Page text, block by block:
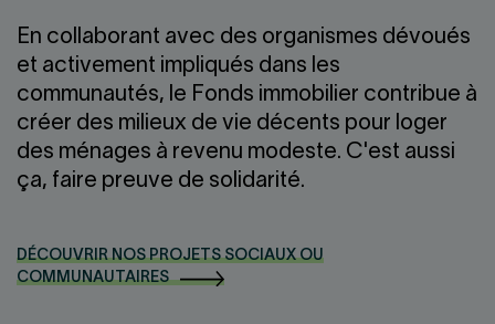
En collaborant avec des organismes dévoués
et activement impliqués dans les
communautés, le Fonds immobilier contribue à
créer des milieux de vie décents pour loger
des ménages à revenu modeste. C'est aussi
ça, faire preuve de solidarité.
DÉCOUVRIR NOS PROJETS SOCIAUX OU
COMMUNAUTAIRES